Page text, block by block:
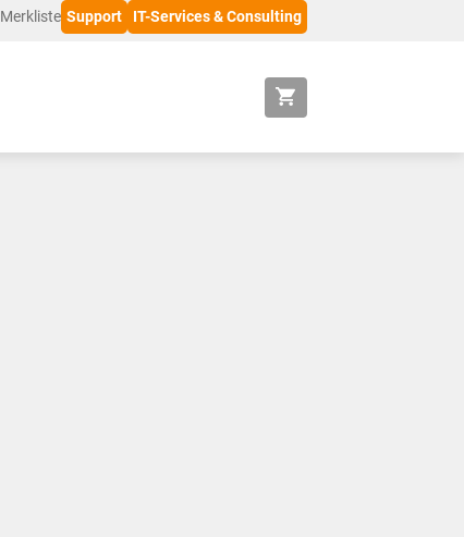
Merkliste Support IT-Services & Consulting